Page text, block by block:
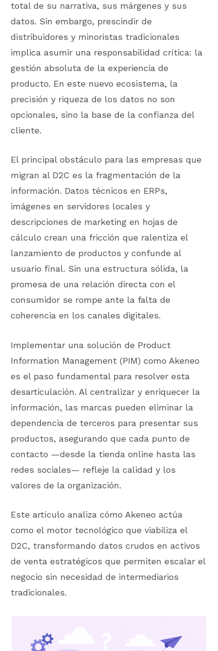
total de su narrativa, sus márgenes y sus
datos. Sin embargo, prescindir de
distribuidores y minoristas tradicionales
implica asumir una responsabilidad crítica: la
gestión absoluta de la experiencia de
producto. En este nuevo ecosistema, la
precisión y riqueza de los datos no son
opcionales, sino la base de la confianza del
cliente.
El principal obstáculo para las empresas que
migran al D2C es la fragmentación de la
información. Datos técnicos en ERPs,
imágenes en servidores locales y
descripciones de marketing en hojas de
cálculo crean una fricción que ralentiza el
lanzamiento de productos y confunde al
usuario final. Sin una estructura sólida, la
promesa de una relación directa con el
consumidor se rompe ante la falta de
coherencia en los canales digitales.
Implementar una solución de Product
Information Management (PIM) como Akeneo
es el paso fundamental para resolver esta
desarticulación. Al centralizar y enriquecer la
información, las marcas pueden eliminar la
dependencia de terceros para presentar sus
productos, asegurando que cada punto de
contacto —desde la tienda online hasta las
redes sociales— refleje la calidad y los
valores de la organización.
Este artículo analiza cómo Akeneo actúa
como el motor tecnológico que viabiliza el
D2C, transformando datos crudos en activos
de venta estratégicos que permiten escalar el
negocio sin necesidad de intermediarios
tradicionales.